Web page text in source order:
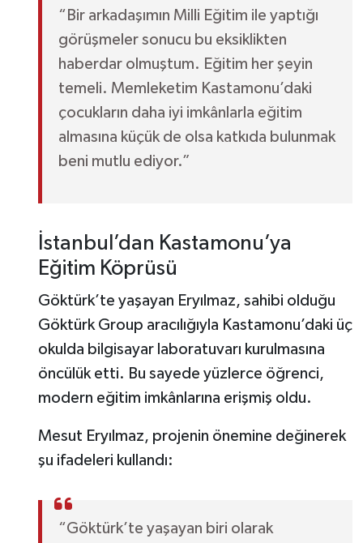
“Bir arkadaşımın Milli Eğitim ile yaptığı
görüşmeler sonucu bu eksiklikten
haberdar olmuştum. Eğitim her şeyin
temeli. Memleketim Kastamonu’daki
çocukların daha iyi imkânlarla eğitim
almasına küçük de olsa katkıda bulunmak
beni mutlu ediyor.”
İstanbul’dan Kastamonu’ya
Eğitim Köprüsü
Göktürk’te yaşayan Eryılmaz, sahibi olduğu
Göktürk Group aracılığıyla Kastamonu’daki üç
okulda bilgisayar laboratuvarı kurulmasına
öncülük etti. Bu sayede yüzlerce öğrenci,
modern eğitim imkânlarına erişmiş oldu.
Mesut Eryılmaz, projenin önemine değinerek
şu ifadeleri kullandı:
“Göktürk’te yaşayan biri olarak